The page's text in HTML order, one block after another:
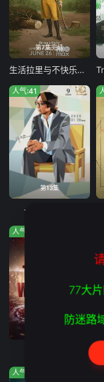
第7集完结
生活拉里与不快乐的追求 一部美国史
第13集
人气:41
十三邀第九季
人气:662
人气:453
77大片
防迷路